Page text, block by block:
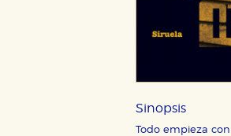
Sinopsis
Todo empieza